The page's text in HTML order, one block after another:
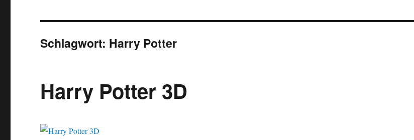
Schlagwort: Harry Potter
Harry Potter 3D